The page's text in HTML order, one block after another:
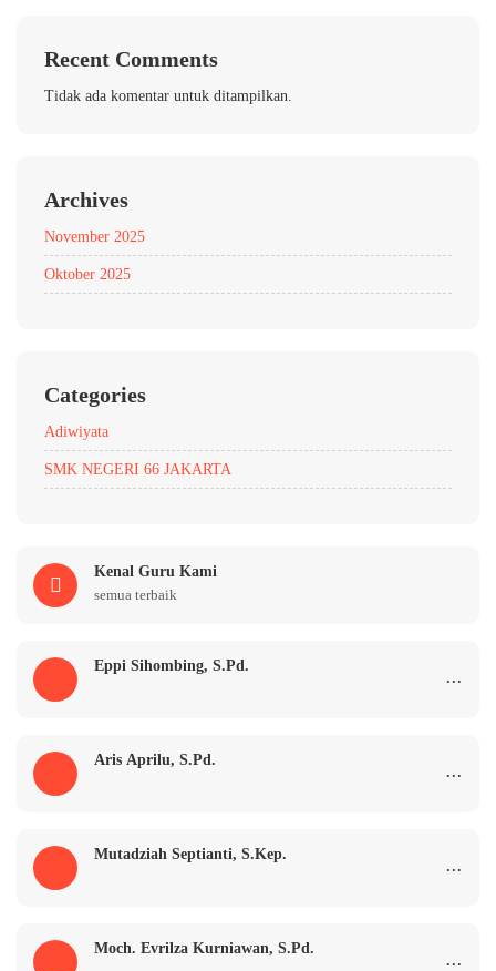
Recent Comments
Tidak ada komentar untuk ditampilkan.
Archives
November 2025
Oktober 2025
Categories
Adiwiyata
SMK NEGERI 66 JAKARTA
Kenal Guru Kami
semua terbaik
Eppi Sihombing, S.Pd. ...
Aris Aprilu, S.Pd. ...
Mutadziah Septianti, S.Kep. ...
Moch. Evrilza Kurniawan, S.Pd. ...